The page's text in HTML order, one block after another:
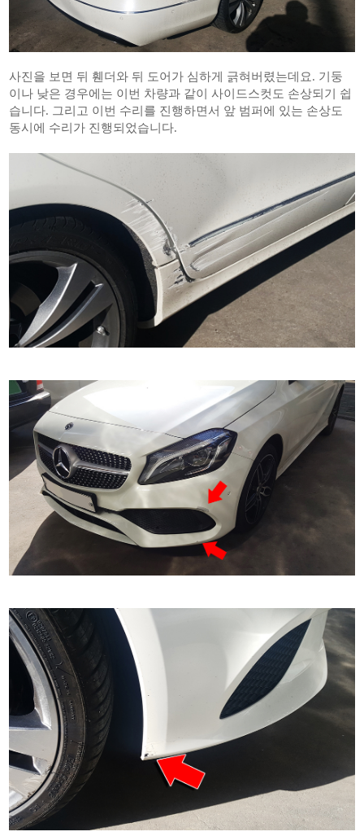
사진을 보면 뒤 휀더와 뒤 도어가 심하게 긁혀버렸는데요. 기둥
이나 낮은 경우에는 이번 차량과 같이 사이드스컷도 손상되기 쉽
습니다. 그리고 이번 수리를 진행하면서 앞 범퍼에 있는 손상도
동시에 수리가 진행되었습니다.